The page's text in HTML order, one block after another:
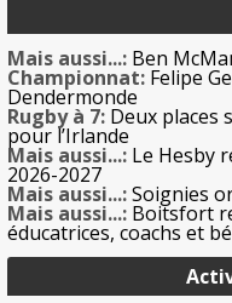
Mais aussi...: Ben
Championnat: Felipe
Dendermonde
Rugby à 7: Deux places
pour l’Irlande
Mais aussi...: Le Hesby
2026-2027
Mais aussi...:Soignies
Mais aussi...: Boitsfort
éducatrices, coachs et